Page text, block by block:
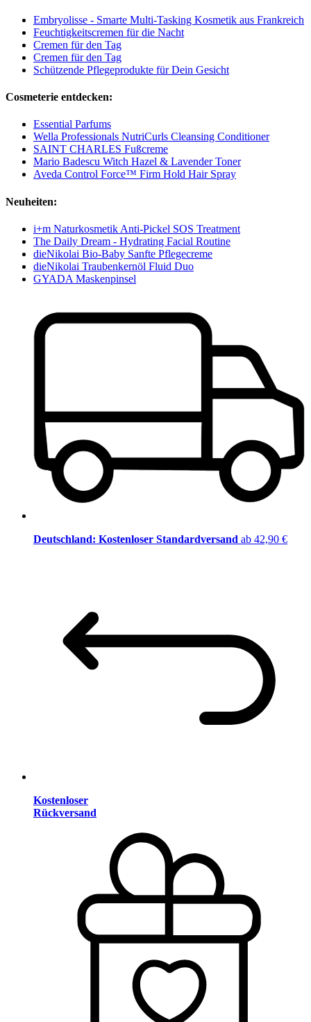
Embryolisse - Smarte Multi-Tasking Kosmetik aus Frankreich
Feuchtigkeitscremen für die Nacht
Cremen für den Tag
Cremen für den Tag
Schützende Pflegeprodukte für Dein Gesicht
Cosmeterie entdecken:
Essential Parfums
Wella Professionals NutriCurls Cleansing Conditioner
SAINT CHARLES Fußcreme
Mario Badescu Witch Hazel & Lavender Toner
Aveda Control Force™ Firm Hold Hair Spray
Neuheiten:
i+m Naturkosmetik Anti-Pickel SOS Treatment
The Daily Dream - Hydrating Facial Routine
dieNikolai Bio-Baby Sanfte Pflegecreme
dieNikolai Traubenkernöl Fluid Duo
GYADA Maskenpinsel
Deutschland: Kostenloser Standardversand ab 42,90 €
Kostenloser
Rückversand